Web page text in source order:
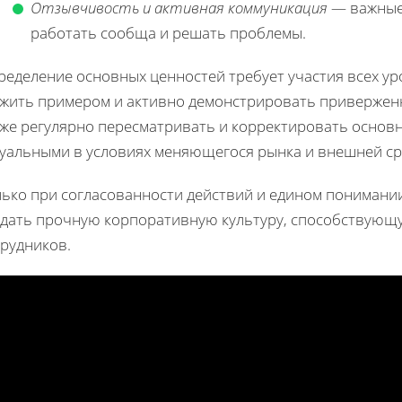
Отзывчивость и активная коммуникация —
работать сообща и решать проблемы.
основных ценностей требует участия всех
примером и активно демонстрировать
регулярно пересматривать и корректировать
в условиях меняющегося рынка и внешней
при согласованности действий и едином
прочную корпоративную культуру,